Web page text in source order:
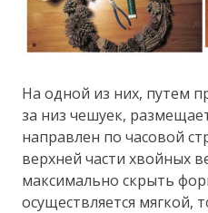
На одной из них, путем
за низ чешуек,
направлен по часовой
верхней части хвойных
максимально скрыть
осуществляется мягкой,